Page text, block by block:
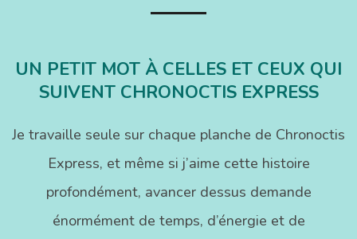
UN PETIT MOT À CELLES ET CEUX QUI
SUIVENT CHRONOCTIS EXPRESS
Je travaille seule sur chaque planche de Chronoctis
Express, et même si j’aime cette histoire
profondément, avancer dessus demande
énormément de temps, d’énergie et de